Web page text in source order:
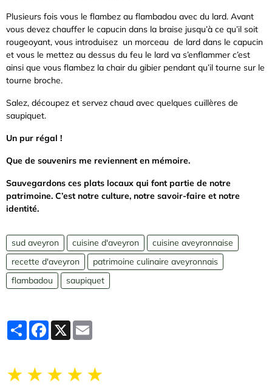
Plusieurs fois vous le flambez au flambadou avec du lard. Avant
vous devez chauffer le capucin dans la braise jusqu’à ce qu’il soit
rougeoyant, vous introduisez un morceau de lard dans le capucin
et vous le mettez au dessus du feu le lard va s’enflammer c’est
ainsi que vous flambez la chair du gibier pendant qu’il tourne sur le
tourne broche.
Salez, découpez et servez chaud avec quelques cuillères de
saupiquet.
Un pur régal !
Que de souvenirs me reviennent en mémoire.
Sauvegardons ces plats locaux qui font partie de notre
patrimoine. C’est notre culture, notre savoir-faire et notre
identité.
sud aveyron cuisine d'aveyron
cuisine aveyronnaise
recette d'aveyron
patrimoine culinaire aveyronnais
flambadou
saupiquet
PartagerFacebook
X
★ ★ ★ ★ ★